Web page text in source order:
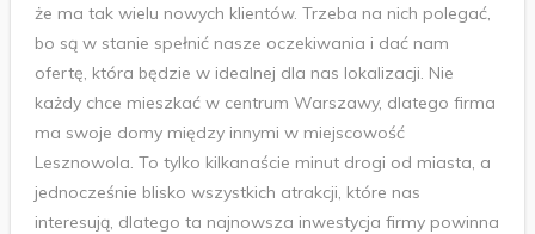
że ma tak wielu nowych klientów. Trzeba na nich polegać,
bo są w stanie spełnić nasze oczekiwania i dać nam
ofertę, która będzie w idealnej dla nas lokalizacji. Nie
każdy chce mieszkać w centrum Warszawy, dlatego firma
ma swoje domy między innymi w miejscowość
Lesznowola. To tylko kilkanaście minut drogi od miasta, a
jednocześnie blisko wszystkich atrakcji, które nas
interesują, dlatego ta najnowsza inwestycja firmy powinna